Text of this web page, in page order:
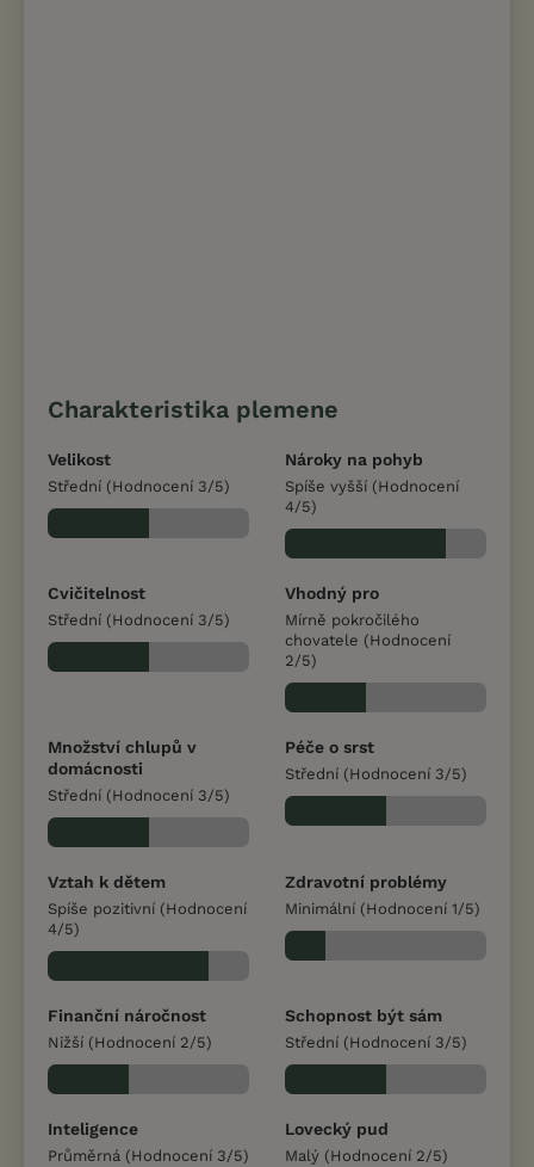
Charakteristika plemene
Velikost
Střední (Hodnocení 3/5)
Nároky na pohyb
Spíše vyšší (Hodnocení
4/5)
Cvičitelnost
Střední (Hodnocení 3/5)
Vhodný pro
Mírně pokročilého
chovatele (Hodnocení
2/5)
Množství chlupů v
domácnosti
Střední (Hodnocení 3/5)
Péče o srst
Střední (Hodnocení 3/5)
Vztah k dětem
Spíše pozitivní (Hodnocení
4/5)
Zdravotní problémy
Minimální (Hodnocení 1/5)
Finanční náročnost
Nižší (Hodnocení 2/5)
Schopnost být sám
Střední (Hodnocení 3/5)
Inteligence
Průměrná (Hodnocení 3/5)
Lovecký pud
Malý (Hodnocení 2/5)